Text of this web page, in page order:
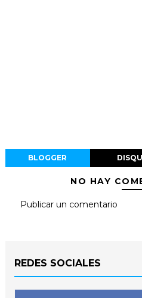
BLOGGER
NO HAY
Publicar un comentario
REDES SOCIALES